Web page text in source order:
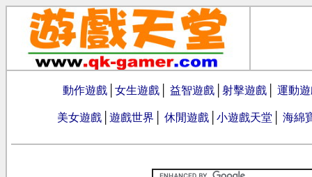
動作遊戲 女生遊戲 益智遊戲 射擊遊戲 運動
美女遊戲 遊戲世界 休閒遊戲 小遊戲天堂 海綿